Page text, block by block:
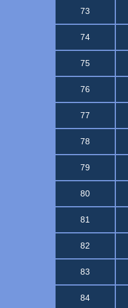
73
74
75
76
77
78
79
80
81
82
83
84